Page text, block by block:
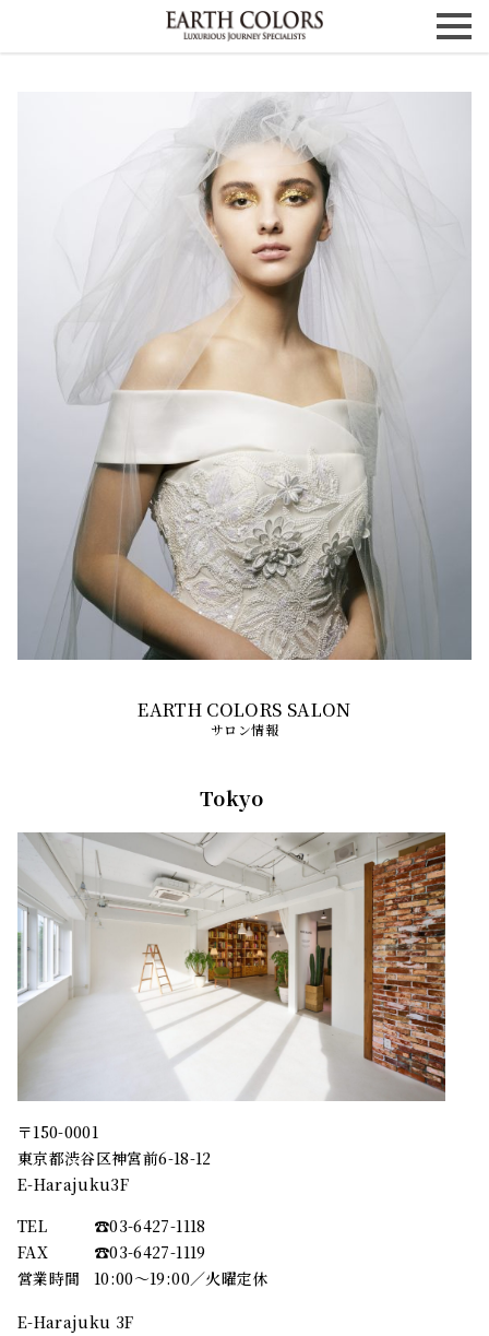
サロン情報
Tokyo
〒150-0001
東京都渋谷区神宮前6-18-12
E-Harajuku3F
TEL
☎︎03-6427-1118
FAX
☎︎03-6427-1119
営業時間
10:00～19:00／火曜定休
E-Harajuku 3F